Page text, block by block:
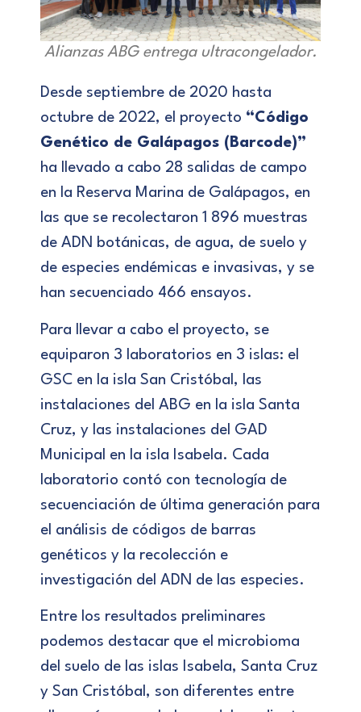
Alianzas ABG entrega ultracongelador.
Desde septiembre de 2020 hasta
octubre de 2022, el proyecto “Código
Genético de Galápagos (Barcode)”
ha llevado a cabo 28 salidas de campo
en la Reserva Marina de Galápagos, en
las que se recolectaron 1 896 muestras
de ADN botánicas, de agua, de suelo y
de especies endémicas e invasivas, y se
han secuenciado 466 ensayos.
Para llevar a cabo el proyecto, se
equiparon 3 laboratorios en 3 islas: el
GSC en la isla San Cristóbal, las
instalaciones del ABG en la isla Santa
Cruz, y las instalaciones del GAD
Municipal en la isla Isabela. Cada
laboratorio contó con tecnología de
secuenciación de última generación para
el análisis de códigos de barras
genéticos y la recolección e
investigación del ADN de las especies.
Entre los resultados preliminares
podemos destacar que el microbioma
del suelo de las islas Isabela, Santa Cruz
y San Cristóbal, son diferentes entre